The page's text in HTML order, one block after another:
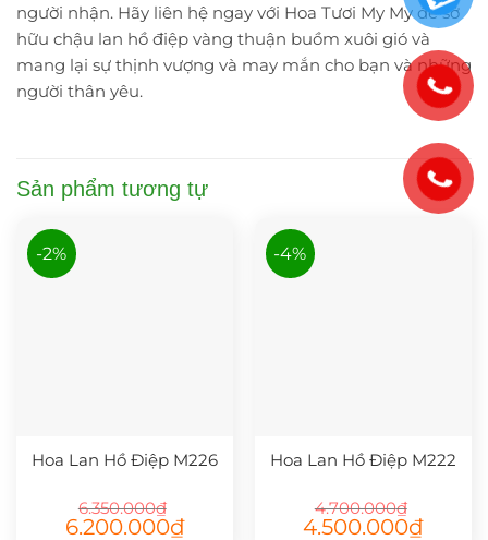
người nhận. Hãy liên hệ ngay với Hoa Tươi My My để sở
hữu chậu lan hồ điệp vàng thuận buồm xuôi gió và
mang lại sự thịnh vượng và may mắn cho bạn và những
người thân yêu.
Sản phẩm tương tự
-2%
Hoa Lan Hồ Điệp M226
6.350.000₫
Giá
gốc
6.200.000₫Giá
-4%
Hoa Lan Hồ Điệp M222
4.700.000₫
Giá
gốc
4.500.000₫Giá